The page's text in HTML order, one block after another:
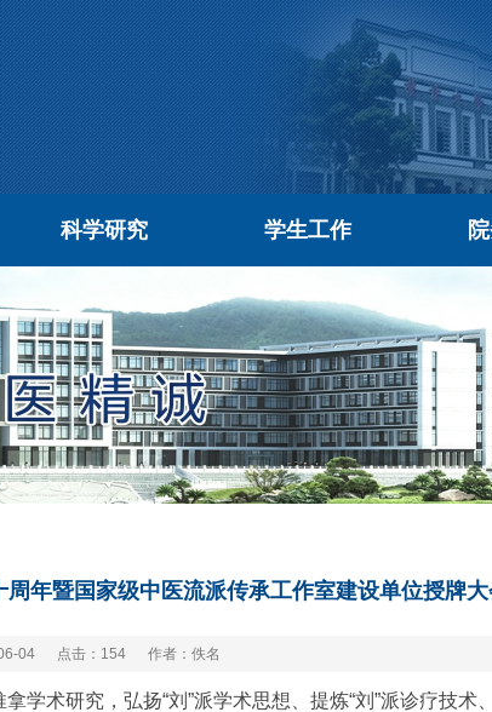
科学研究 学生工作
年暨国家级中医流派传承工作室建设单位授牌
04 点击： 154 作者：佚名
学术研究，弘扬“刘”派学术思想、提炼“刘”派诊疗技术